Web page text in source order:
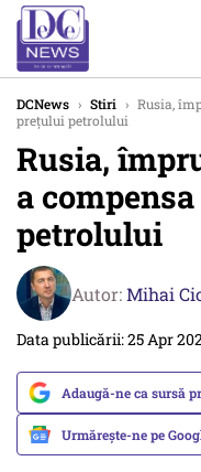
DCNews › Stiri › Rusia,
prețului petrolului
Rusia,
a
petrolului
Autor:Mihai
Data publicării: 25 Apr
Adaugă-ne ca sursă
Urmărește-ne pe